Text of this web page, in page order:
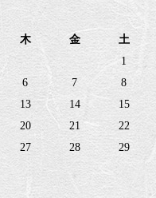
木 金 土
1
6 7
8
13 14
15
20 21
22
27 28
29